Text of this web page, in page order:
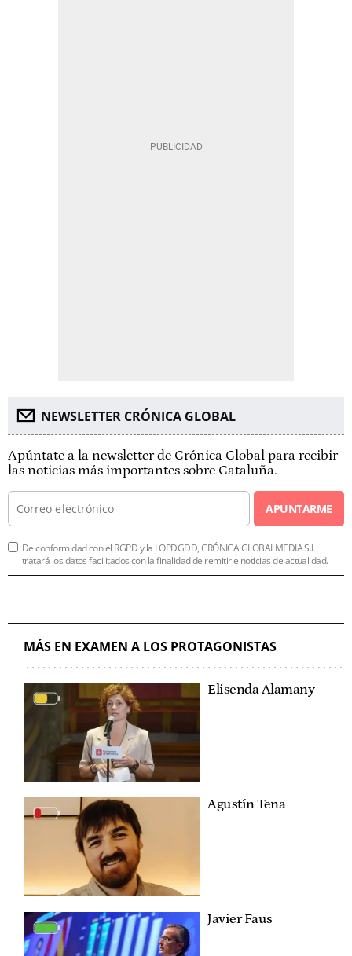
NEWSLETTER CRÓNICA GLOBAL
Apúntate a la newsletter de Crónica Global para recibir
las noticias más importantes sobre Cataluña.
APUNTARME
De conformidad con el RGPD y la LOPDGDD, CRÓNICA GLOBALMEDIA S.L.
tratará los datos facilitados con la finalidad de remitirle noticias de actualidad.
MÁS EN EXAMEN A LOS PROTAGONISTAS
Elisenda Alamany
Agustín Tena
Javier Faus